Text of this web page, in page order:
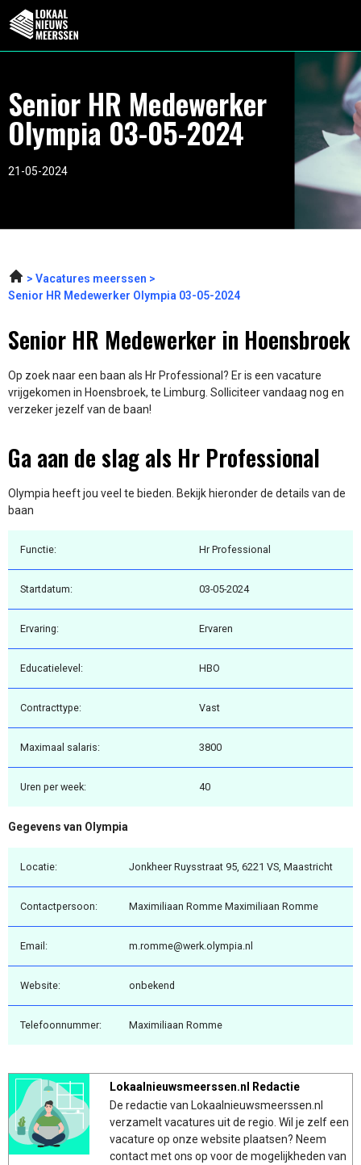
Senior HR Medewerker
Olympia 03-05-2024
21-05-2024
Vacatures meerssen
Senior HR Medewerker Olympia 03-05-2024
Senior HR Medewerker in Hoensbroek
Op zoek naar een baan als Hr Professional? Er is een vacature
vrijgekomen in Hoensbroek, te Limburg. Solliciteer vandaag nog en
verzeker jezelf van de baan!
Ga aan de slag als Hr Professional
Olympia heeft jou veel te bieden. Bekijk hieronder de details van de
baan
Functie: Hr Professional
Startdatum: 03-05-2024
Ervaring: Ervaren
Educatielevel: HBO
Contracttype: Vast
Maximaal salaris: 3800
Uren per week: 40
Gegevens van Olympia
Locatie: Jonkheer Ruysstraat 95, 6221 VS, Maastricht
Contactpersoon: Maximiliaan Romme Maximiliaan Romme
Email: m.romme@werk.olympia.nl
Website: onbekend
Telefoonnummer: Maximiliaan Romme
Lokaalnieuwsmeerssen.nl Redactie
De redactie van Lokaalnieuwsmeerssen.nl
verzamelt vacatures uit de regio. Wil je zelf een
vacature op onze website plaatsen? Neem
contact met ons op voor de mogelijkheden van